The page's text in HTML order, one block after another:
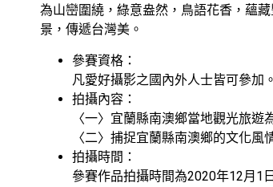
為山巒圍繞，綠意盎然，鳥語花香，蘊
景，傳遞台灣美。
參賽資格：
凡愛好攝影之國內外人士皆可參加
拍攝內容：
〈一〉宜蘭縣南澳鄉當地觀光旅
〈二〉捕捉宜蘭縣南澳鄉的文化風
拍攝時間：
參賽作品拍攝時間為2020年12月1